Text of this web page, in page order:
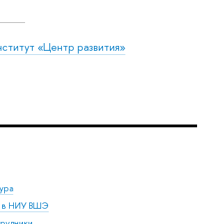
«Центр развития»
в НИУ ВШЭ